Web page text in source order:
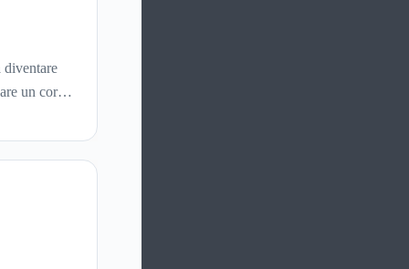
diventare
un corso
su